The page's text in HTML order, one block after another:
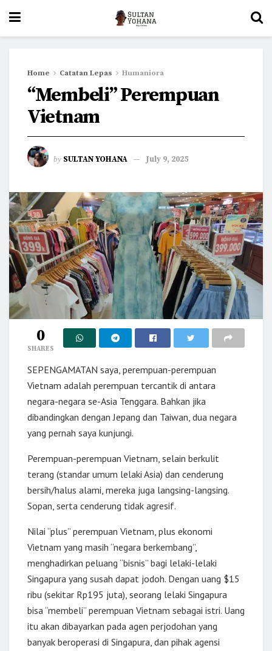
Home Catatan Lepas Humaniora
“Membeli” Perempuan
Vietnam
by SULTAN YOHANA July 9, 2025
0
SHARES
SEPENGAMATAN saya, perempuan-perempuan
Vietnam adalah perempuan tercantik di antara
negara-negara se-Asia Tenggara. Bahkan jika
dibandingkan dengan Jepang dan Taiwan, dua negara
yang pernah saya kunjungi.
Perempuan-perempuan Vietnam, selain berkulit
terang (standar umum lelaki Asia) dan cenderung
bersih/halus alami, mereka juga langsing-langsing.
Sopan, serta cenderung tidak agresif.
Nilai “plus” perempuan Vietnam, plus ekonomi
Vietnam yang masih “negara berkembang”,
menghadirkan peluang “bisnis” bagi lelaki-lelaki
Singapura yang susah dapat jodoh. Dengan uang $15
ribu (sekitar Rp195 juta), seorang lelaki Singapura
bisa “membeli” perempuan Vietnam sebagai istri. Uang
itu akan dibayarkan pada agen perjodohan yang
banyak beroperasi di Singapura, dan pihak agensi